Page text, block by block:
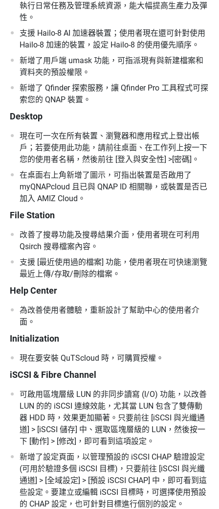
執行日常任務及管理系統資源，能大幅提高生產力及彈
性。
支援 Hailo-8 AI 加速器裝置；使用者現在還可針對使用
Hailo-8 加速的裝置，設定 Hailo-8 的使用優先順序。
新增了用戶端 umask 功能，可指派現有與新建檔案和
資料夾的預設權限。
新增了 Qfinder 探索服務，讓 Qfinder Pro 工具程式可探
索您的 QNAP 裝置。
Desktop
現在可一次在所有裝置、瀏覽器和應用程式上登出帳
戶；若要使用此功能，請前往桌面、在工作列上按一下
您的使用者名稱，然後前往 [登入與安全性] >[密碼]。
在桌面右上角新增了圖示，可指出裝置是否啟用了
myQNAPcloud 且已與 QNAP ID 相關聯，或裝置是否已
加入 AMIZ Cloud。
File Station
改善了搜尋功能及搜尋結果介面，使用者現在可利用
Qsirch 搜尋檔案內容。
支援 [最近使用過的檔案] 功能，使用者現在可快速瀏覽
最近上傳/存取/刪除的檔案。
Help Center
為改善使用者體驗，重新設計了幫助中心的使用者介
面。
Initialization
現在要安裝 QuTScloud 時，可購買授權。
iSCSI & Fibre Channel
可啟用區塊層級 LUN 的非同步讀寫 (I/O) 功能，以改善
LUN 的的 iSCSI 連線效能，尤其當 LUN 包含了雙傳動
器 HDD 時，效果更加顯著。只要前往 [iSCSI 與光纖通
道] > [iSCSI 儲存] 中、選取區塊層級的 LUN，然後按一
下 [動作] > [修改]，即可看到這項設定。
新增了設定頁面，以管理預設的 iSCSI CHAP 驗證設定
(可用於驗證多個 iSCSI 目標)，只要前往 [iSCSI 與光纖
通道] > [全域設定] > [預設 iSCSI CHAP] 中，即可看到這
些設定。要建立或編輯 iSCSI 目標時，可選擇使用預設
的 CHAP 設定，也可針對目標進行個別的設定。